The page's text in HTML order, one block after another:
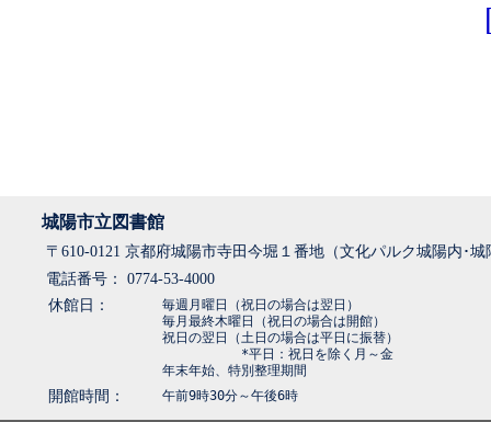
城陽市立図書館
〒610-0121 京都府城陽市寺田今堀１番地（文化パルク城陽内･
電話番号： 0774-53-4000
休館日：
毎週月曜日（祝日の場合は翌日）
毎月最終木曜日（祝日の場合は開館）
祝日の翌日（土日の場合は平日に振替）
*平日：祝日を除く月～金
年末年始、特別整理期間
開館時間： 午前9時30分～午後6時